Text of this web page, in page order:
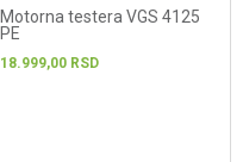
Motorna testera VGS 4125
PE
18.999,00 RSD